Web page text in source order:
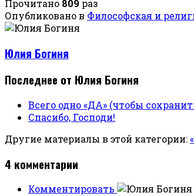
Прочитано 809 раз
Опубликовано в Философская и
Юлия Богиня
Последнее от Юлия Богиня
Всего одно «ДА» (чтобы
Спасибо, Господи!
Другие материалы в этой категории:
4 комментарии
Комментировать